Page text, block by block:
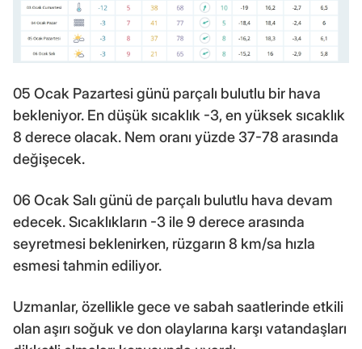
05 Ocak Pazartesi günü parçalı bulutlu bir hava
bekleniyor. En düşük sıcaklık -3, en yüksek sıcaklık
8 derece olacak. Nem oranı yüzde 37-78 arasında
değişecek.
06 Ocak Salı günü de parçalı bulutlu hava devam
edecek. Sıcaklıkların -3 ile 9 derece arasında
seyretmesi beklenirken, rüzgarın 8 km/sa hızla
esmesi tahmin ediliyor.
Uzmanlar, özellikle gece ve sabah saatlerinde etkili
olan aşırı soğuk ve don olaylarına karşı vatandaşları